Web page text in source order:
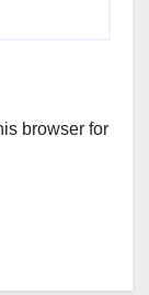
browser for